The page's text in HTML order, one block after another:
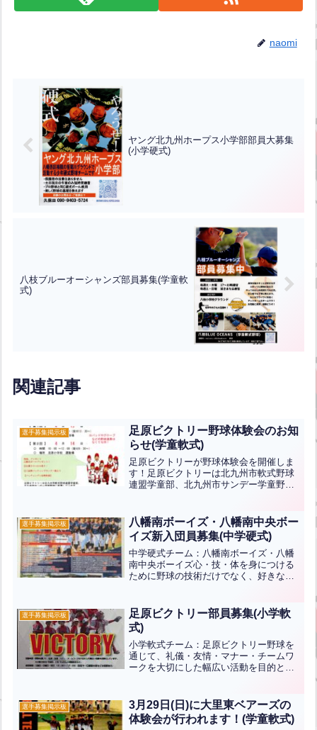
naomi
ヤング北九州ホープス小学部部員大募集
(小学硬式)
八枝ブルーオーシャンズ部員募集(学童軟
式)
関連記事
選手募集掲示板
足原ビクトリー野球体験会のお知
らせ(学童軟式)
足原ビクトリーが野球体験会を開催しま
す！足原ビクトリーは北九州市軟式野球
連盟学童部、北九州市サンデー学童野球
武両道』を志して活動しています。【対
象】小学1年～6年生 女...全文はクリック
選手募集掲示板
八幡南ボーイズ・八幡南中央ボー
イズ新入団員募集(中学硬式)
中学硬式チーム：八幡南ボーイズ・八幡
南中央ボーイズ心・技・体を身につける
ために野球の技術だけでなく、好きな野
を形成すること、および常にチャレンジ
ャーの精神と挑戦できる体...全文はクリ
ック
選手募集掲示板
足原ビクトリー部員募集(小学軟
式)
小学軟式チーム：足原ビクトリー野球を
通じて、礼儀・友情・マナー・チームワ
ークを大切にした幅広い活動を目的とし
日練習の時などは変更あり)場所：足原小
学校グラ...全文はクリック
選手募集掲示板
3月29日(日)に大里東ベアーズの
体験会が行われます！(学童軟式)